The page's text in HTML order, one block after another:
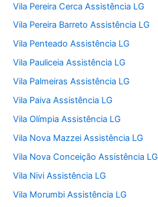
Vila Pereira Cerca Assistência LG
Vila Pereira Barreto Assistência LG
Vila Penteado Assistência LG
Vila Pauliceia Assistência LG
Vila Palmeiras Assistência LG
Vila Paiva Assistência LG
Vila Olímpia Assistência LG
Vila Nova Mazzei Assistência LG
Vila Nova Conceição Assistência LG
Vila Nivi Assistência LG
Vila Morumbi Assistência LG